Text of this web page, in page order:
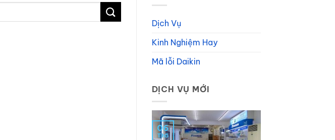
Dịch Vụ
Kinh Nghiệm Hay
Mã lỗi Daikin
DỊCH VỤ MỚI
06
Th5